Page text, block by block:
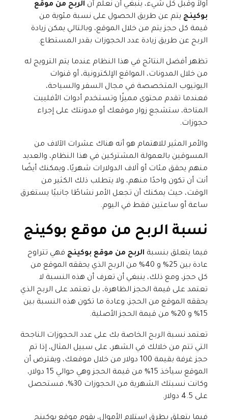
أولاً وقبل كل شيء، ينبغي أن نعلم أن الربح من موقع
بوكينج يتم عن طريق الحصول على نسبة مئوية من
قيمة كل حجز يتم من خلال الموقع، وبالتالي يمكن زيادة
الربح عن طريق زيادة عدد الحجوزات بقدر المستطاع.
تظهر أفضل النتائج في هذا النظام عندما يتم الترويج له
من خلال المدونات، المواقع الإلكترونية، أو قنوات
اليوتيوب المتخصصة في مجال السفر والسياحة،
فعندما تقدم محتوى مميزًا وتستخدم أدوات الأفلييت
المتاحة، ستشجع زوار موقعك أو مدونتك على إجراء
حجوزات.
والأمر المثير للاهتمام هو أنه هناك عشرات الآلاف من
المسوقين بالعمولة المشتركين في هذا النظام، والعديد
منهم يحقق مئات أو آلاف الدولارات شهريًا، ويمكنك أيضًا
أنت أن تكون واحدًا منهم، ولا يتطلب ذلك الكثير من
الوقت، حيث يمكنك أن تجعل الأمر نشاطًا جانبيًا يستغرق
ساعة أو ساعتين فقط في اليوم.
نسبة الربح من موقع بوكينج
فيما يتعلق بنسبة الربح من موقع بوكينج فهي تتراوح
عادة بين 25% و 40% من الربح الذي يحققه الموقع من
كل حجز، ومع ذلك، ينبغي أن تعرف أن هذه النسبة لا
تعتمد على قيمة الحجز الظاهرة، بل تعتمد على الربح الذي
يحققه الموقع من الحجز، وعادة ما تكون هذه النسبة بين
15% و 20% من قيمة الحجز الأصلية.
تعتمد نسبة الربح الخاصة بك على عدد الحجوزات الناجحة
التي تتم من خلالك في الشهر، على سبيل المثال، إذا تم
حجز غرفة بقيمة 100 دولار من خلال موقعك، ويفترض أن
الموقع سيأخذ 15% من قيمة الحجز وهي حوالي 15 دولار،
وكانت نسبتك الشهرية من الحجوزات 30%، فستحصل
على 4.5 دولار.
فيما يتعلق بطرق استلام الأموال، يقوم موقع بوكينج